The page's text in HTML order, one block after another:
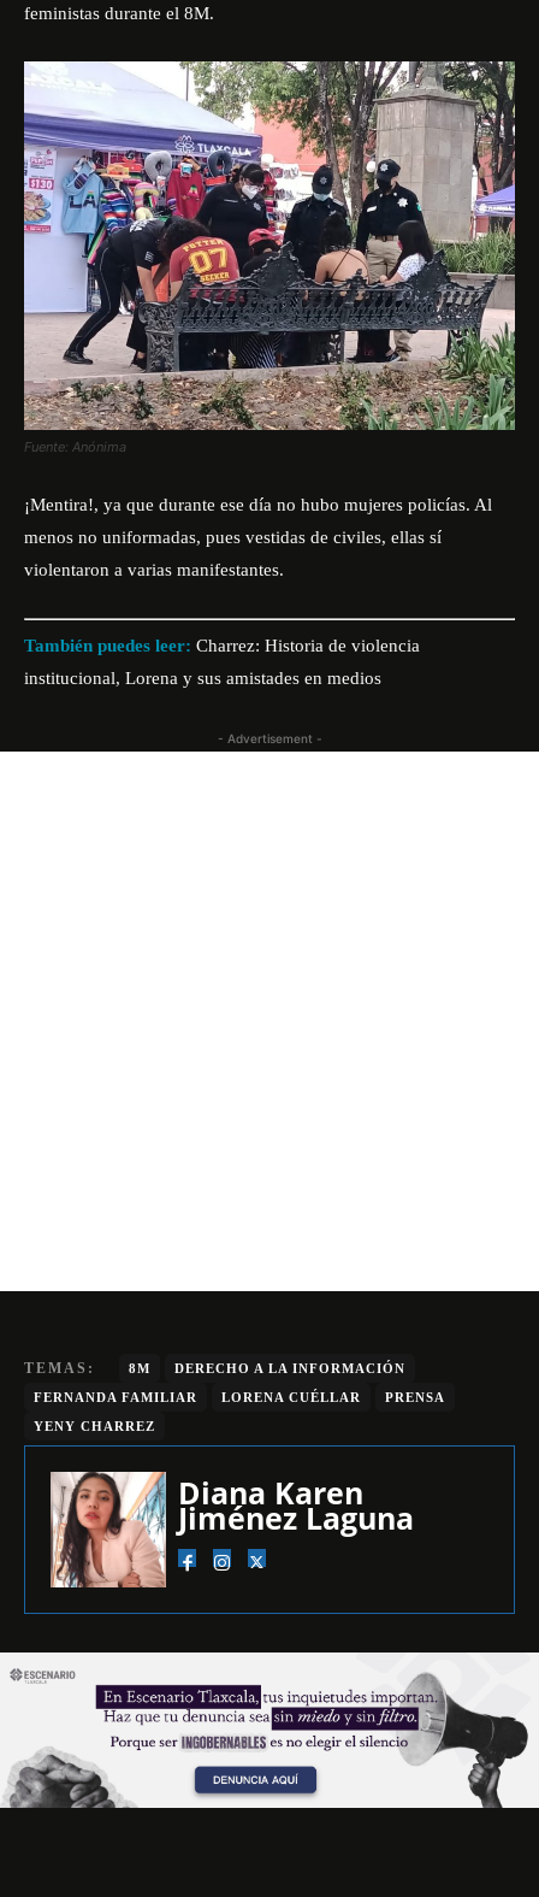
feministas durante el 8M.
Fuente: Anónima
¡Mentira!, ya que durante ese día no hubo mujeres policías. Al
menos no uniformadas, pues vestidas de civiles, ellas sí
violentaron a varias manifestantes.
También puedes leer: Charrez: Historia de violencia
institucional, Lorena y sus amistades en medios
- Advertisement -
TEMAS: 8M
DERECHO A LA INFORMACIÓN
FERNANDA FAMILIAR
LORENA CUÉLLAR
PRENSA
YENY CHARREZ
Diana Karen
Jiménez Laguna